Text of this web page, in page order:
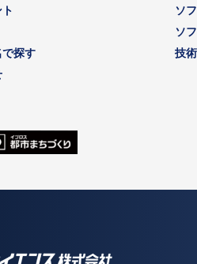
探す
ソ
ソ
技